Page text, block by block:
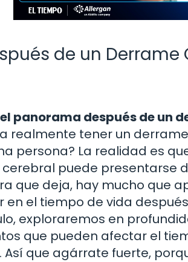
de un Derrame
panorama después de un
realmente tener un
persona? La realidad es
puede presentarse
que deja, hay mucho que
en el tiempo de vida
exploraremos en
que pueden afectar el
Así que agárrate fuerte,